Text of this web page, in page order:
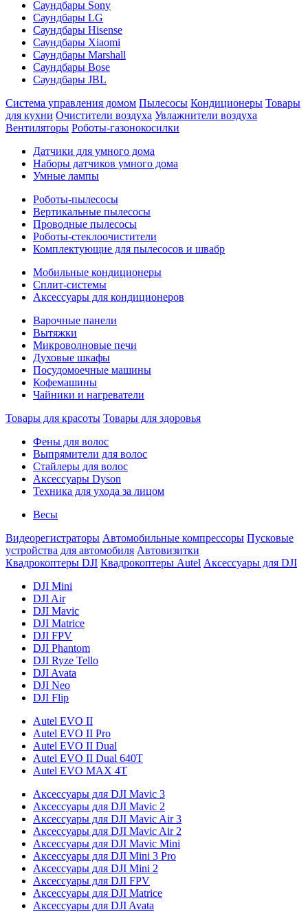
Саундбары Sony
Саундбары LG
Саундбары Hisense
Саундбары Xiaomi
Саундбары Marshall
Саундбары Bose
Саундбары JBL
Система управления домом Пылесосы Кондиционеры Товары
для кухни Очистители воздуха Увлажнители воздуха
Вентиляторы Роботы-газонокосилки
Датчики для умного дома
Наборы датчиков умного дома
Умные лампы
Роботы-пылесосы
Вертикальные пылесосы
Проводные пылесосы
Роботы-стеклоочистители
Комплектующие для пылесосов и швабр
Мобильные кондиционеры
Сплит-системы
Аксессуары для кондиционеров
Варочные панели
Вытяжки
Микроволновые печи
Духовые шкафы
Посудомоечные машины
Кофемашины
Чайники и нагреватели
Товары для красоты Товары для здоровья
Фены для волос
Выпрямители для волос
Стайлеры для волос
Аксессуары Dyson
Техника для ухода за лицом
Весы
Видеорегистраторы Автомобильные компрессоры Пусковые
устройства для автомобиля Автовизитки
Квадрокоптеры DJI Квадрокоптеры Autel Аксессуары для DJI
DJI Mini
DJI Air
DJI Mavic
DJI Matrice
DJI FPV
DJI Phantom
DJI Ryze Tello
DJI Avata
DJI Neo
DJI Flip
Autel EVO II
Autel EVO II Pro
Autel EVO II Dual
Autel EVO II Dual 640T
Autel EVO MAX 4T
Аксессуары для DJI Mavic 3
Аксессуары для DJI Mavic 2
Аксессуары для DJI Mavic Air 3
Аксессуары для DJI Mavic Air 2
Аксессуары для DJI Mavic Mini
Аксессуары для DJI Mini 3 Pro
Аксессуары для DJI Mini 2
Аксессуары для DJI FPV
Аксессуары для DJI Matrice
Аксессуары для DJI Avata